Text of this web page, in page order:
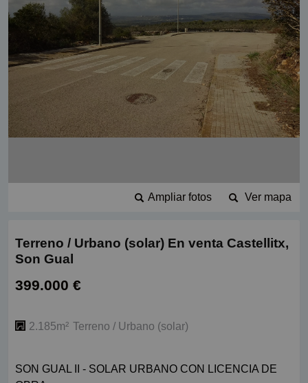
Ver mapa
Ampliar fotos
Terreno / Urbano (solar) En venta Castellitx,
Son Gual
399.000 €
2.185m² Terreno / Urbano (solar)
SON GUAL II - SOLAR URBANO CON LICENCIA DE